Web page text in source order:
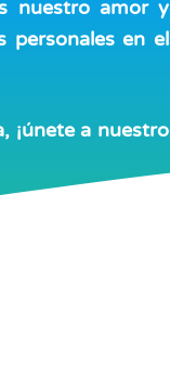
nuestro amor y
personales en el
¡únete a nuestro